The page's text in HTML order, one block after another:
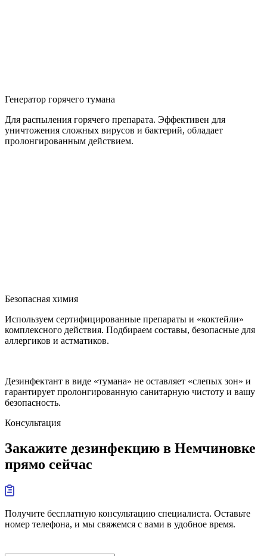
Генератор горячего тумана
Для распыления горячего препарата. Эффективен для
уничтожения сложных вирусов и бактерий, обладает
пролонгированным действием.
Безопасная химия
Используем сертифицированные препараты и «коктейли»
комплексного действия. Подбираем составы, безопасные для
аллергиков и астматиков.
Дезинфектант в виде «тумана» не оставляет «слепых зон» и
гарантирует пролонгированную санитарную чистоту и вашу
безопасность.
Консультация
Закажите дезинфекцию в Немчиновке
прямо сейчас
Получите бесплатную консультацию специалиста. Оставьте
номер телефона, и мы свяжемся с вами в удобное время.